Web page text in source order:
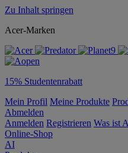
Zu Inhalt springen
Acer-Marken
15% Studentenrabatt
Mein Profil Meine Produkte
Abmelden
Anmelden Registrieren Was ist
Online-Shop
AI